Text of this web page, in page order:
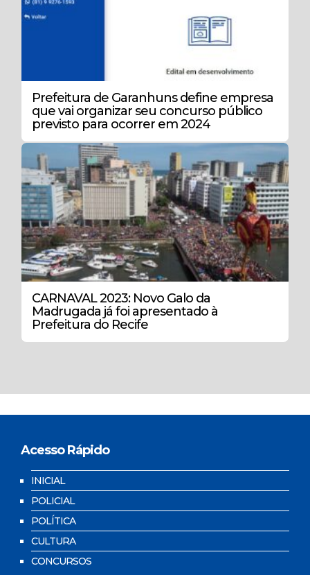
Prefeitura de Garanhuns define empresa
que vai organizar seu concurso público
previsto para ocorrer em 2024
CARNAVAL 2023: Novo Galo da
Madrugada já foi apresentado à
Prefeitura do Recife
Acesso Rápido
INICIAL
POLICIAL
POLÍTICA
CULTURA
CONCURSOS